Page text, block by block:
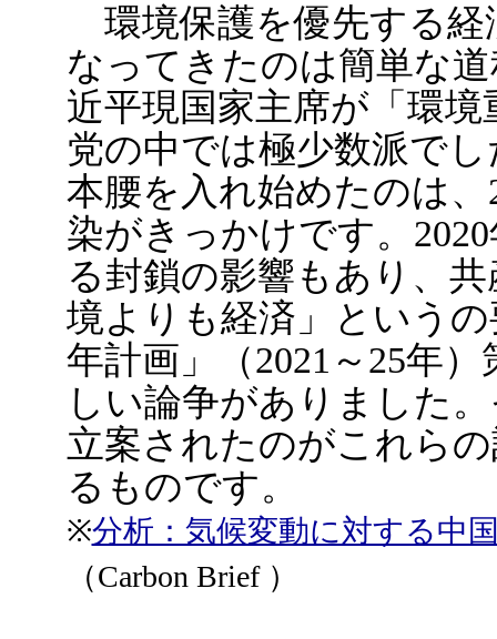
環境保護を優先する経
なってきたのは簡単な
近平現国家主席が「環
党の中では極少数派で
本腰を入れ始めたのは
染がきっかけです。
る封鎖の影響もあり、
境よりも経済」という
年計画」（2021～25年
しい論争がありました
立案されたのがこれら
るものです。
※分析：気候変動に対する中
（Carbon Brief ）